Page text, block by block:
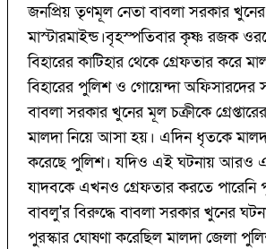
জনপ্রিয় তৃণমূল নেতা বাবলা সরকার
মাস্টারমাইন্ড।বৃহস্পতিবার কৃষ্ণ রজক
বিহারের কাটিহার থেকে গ্রেফতার করে
বিহারের পুলিশ ও গোয়েন্দা অফিসারদের
বাবলা সরকার খুনের মূল চক্রীকে
মালদা নিয়ে আসা হয়। এদিন ধৃতকে
করেছে পুলিশ। যদিও এই ঘটনায় আরও
যাদবকে এখনও গ্রেফতার করতে পারেনি
বাবলু'র বিরুদ্ধে বাবলা সরকার খুনের
পুরস্কার ঘোষণা করেছিল মালদা জেলা